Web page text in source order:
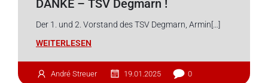
DANKE – TSV Degmarn !
Der 1. und 2. Vorstand des TSV Degmarn, Armin[…]
WEITERLESEN
André Streuer 19.01.2025 0